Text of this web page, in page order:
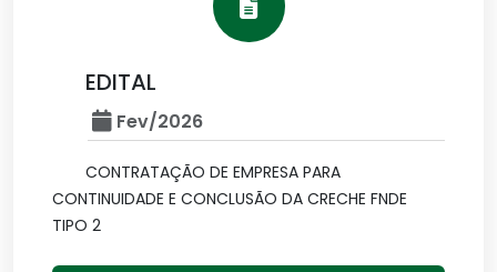
EDITAL
Fev/2026
CONTRATAÇÃO DE EMPRESA PARA
CONTINUIDADE E CONCLUSÃO DA CRECHE FNDE
TIPO 2